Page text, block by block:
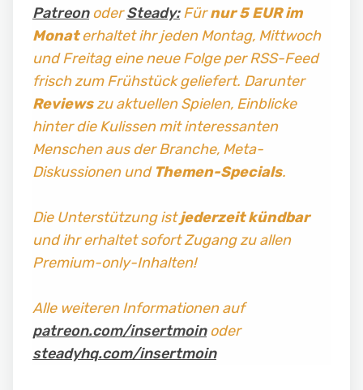
PatreonoderSteady:Fürnur 5 EUR im
Monaterhaltet ihr jeden Montag, Mittwoch
und Freitag eine neue Folge per RSS-Feed
frisch zum Frühstück geliefert. Darunter
Reviewszu aktuellen Spielen, Einblicke
hinter die Kulissen mit interessanten
Menschen aus der Branche, Meta-
Diskussionen und Themen-Specials.
Die Unterstützung istjederzeit kündbar
und ihr erhaltet sofort Zugang zu allen
Premium-only-Inhalten!
Alle weiteren Informationen auf
patreon.com/insertmoinoder
steadyhq.com/insertmoin